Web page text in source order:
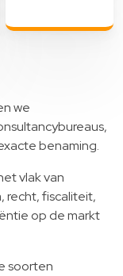
we
benaming.
vlak van
recht, fiscaliteit,
op de markt
soorten